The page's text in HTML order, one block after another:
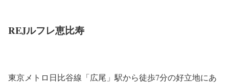
REJルフレ恵比寿
東京メトロ日比谷線「広尾」駅から徒歩7分の好立地にあ